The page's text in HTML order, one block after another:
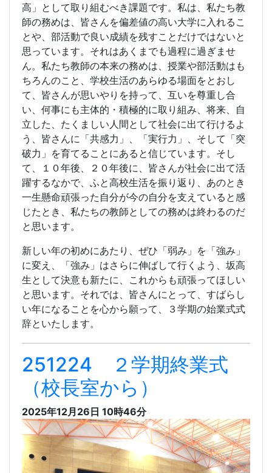
高」として取り組むべき課題です。私は、私たち教
師の務めは、皆さんを偏差値の高い大学に入れるこ
とや、部活動で良い成績を残すことだけではないと
思っています。それはあくまでも過程に過ぎませ
ん。私たち教師の本来の務めは、授業や部活動はも
ちろんのこと、学校生活のあらゆる場面をとおし
て、皆さんが思いやりを持って、互いを尊重し合
い、何事にも主体的・積極的に取り組み、将来、自
立した、たくましい人間として社会に出て行けるよ
う、皆さんに「共感力」、「実行力」、そして「突
破力」を育てることにあると信じています。そし
て、１０年後、２０年後に、皆さんが社会に出て活
躍するなかで、ふと高校生活を振り返り、あのとき
一生懸命頑張った自分が今の自分を支えていると感
じたとき、私たちの教師としての務めは終わるのだ
と思います。
新しい年の初めにあたり、ぜひ「弱み」を「強み」
に変え、「強み」はさらに伸ばして行くよう、坂高
生として決意も新たに、これからも頑張ってほしい
と思います。それでは、皆さんにとって、すばらし
い年になることを心から願って、３学期の始業式式
辞といたします。
251224 ２学期終業式
（校長室から）
2025年12月26日 10時46分